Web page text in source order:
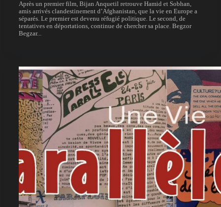
Après un premier film, Bijan Anquetil retrouve Hamid et Sobhan,
amis arrivés clandestinement d’Afghanistan, que la vie en Europe a
séparés. Le premier est devenu réfugié politique. Le second, de
tentatives en déportations, continue de chercher sa place. Begzor
Begzar...